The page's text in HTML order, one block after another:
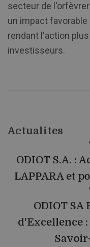
secteur de
un impact favorable
rendant l'action
investisseurs.
Actualites
ODIOT S.A. :
LAPPARA et
ODIOT SA
d'Excellence :